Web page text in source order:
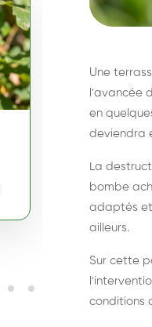
France
Une
l'avancée
en
deviendra
La
bombe
adaptés et
ailleurs.
Sur cette
conditions